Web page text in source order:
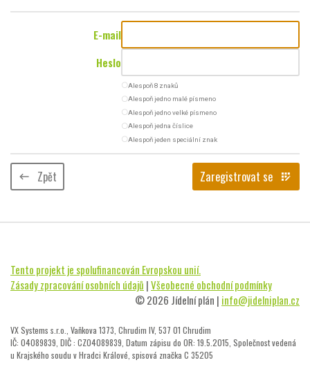
E-mail
Heslo
radio_button_uncheckedAlespoň 8 znaků
radio_button_uncheckedAlespoň jedno malé písmeno
radio_button_uncheckedAlespoň jedno velké písmeno
radio_button_uncheckedAlespoň jedna číslice
radio_button_uncheckedAlespoň jeden speciální znak
keyboard_backspace Zpět Zaregistrovat se app_registration
Tento projekt je spolufinancován Evropskou unií.
Zásady zpracování osobních údajů |Všeobecné obchodní podmínky
© 2026 Jídelní plán | info@jidelniplan.cz
VX Systems s.r.o., Vaňkova 1373, Chrudim IV, 537 01 Chrudim
IČ: 04089839, DIČ : CZ04089839, Datum zápisu do OR: 19.5.2015, Společnost vedená
u Krajského soudu v Hradci Králové, spisová značka C 35205